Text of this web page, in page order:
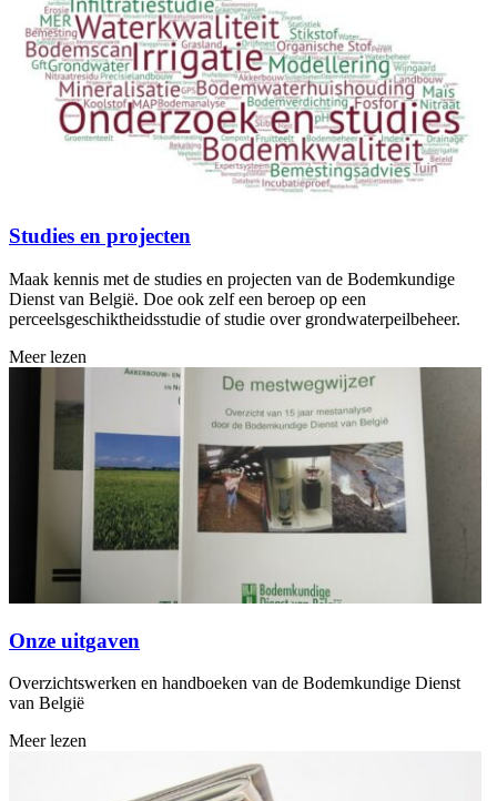
Studies en projecten
Maak kennis met de studies en projecten van de Bodemkundige
Dienst van België. Doe ook zelf een beroep op een
perceelsgeschiktheidsstudie of studie over grondwaterpeilbeheer.
Meer lezen
Onze uitgaven
Overzichtswerken en handboeken van de Bodemkundige Dienst
van België
Meer lezen